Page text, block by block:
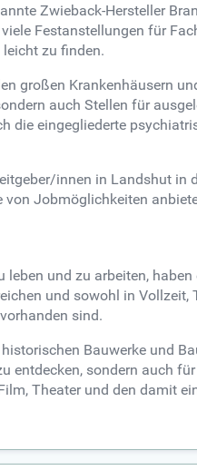
Zwieback-Hersteller
Festanstellungen für
leicht zu finden.
großen Krankenhäusern
auch Stellen für
die eingegliederte
innen in Landshut in
Jobmöglichkeiten
und zu arbeiten,
und sowohl in
sind.
Bauwerke und
sondern auch
Theater und den damit